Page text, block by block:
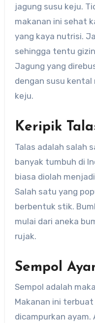
jagung susu keju.
makanan ini sehat
yang kaya nutrisi.
sehingga tentu
Jagung yang
dengan susu
keju.
Keripik
Talas adalah salah
banyak tumbuh di
biasa diolah
Salah satu yang
berbentuk stik.
mulai dari aneka
rujak.
Sempol
Sempol adalah
Makanan ini
dicampurkan ayam.